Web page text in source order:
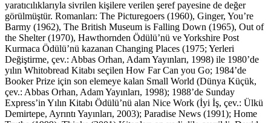
yaratıcılıklarıyla sivrilen kişilere verilen şeref payesine de değer
görülmüştür. Romanları: The Picturegoers (1960), Ginger, You’re
Barmy (1962), The British Museum is Falling Down (1965), Out of
the Shelter (1970), Hawthornden Ödülü’nü ve Yorkshire Post
Kurmaca Ödülü’nü kazanan Changing Places (1975; Yerleri
Değiştirme, çev.: Abbas Orhan, Adam Yayınları, 1998) ile 1980’de
yılın Whitobread Kitabı seçilen How Far Can you Go; 1984’de
Booker Prize için son elemeye kalan Small World (Dünya Küçük,
çev.: Abbas Orhan, Adam Yayınları, 1998); 1988’de Sunday
Express’in Yılın Kitabı Ödülü’nü alan Nice Work (İyi İş, çev.: Ülkü
Demirtepe, Ayrıntı Yayınları, 2003); Paradise News (1991); Home